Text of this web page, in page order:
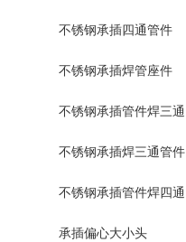
不锈钢承插四通管件
不锈钢承插焊管座件
不锈钢承插管件焊三通
不锈钢承插焊三通管件
不锈钢承插管件焊四通
承插偏心大小头